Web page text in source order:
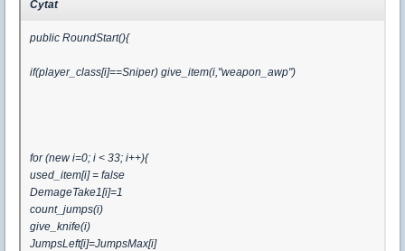
Cytat
public RoundStart(){
if(player_class[i]==Sniper) give_item(i,"weapon_awp")
for (new i=0; i < 33; i++){
used_item[i] = false
DemageTake1[i]=1
count_jumps(i)
give_knife(i)
JumpsLeft[i]=JumpsMax[i]